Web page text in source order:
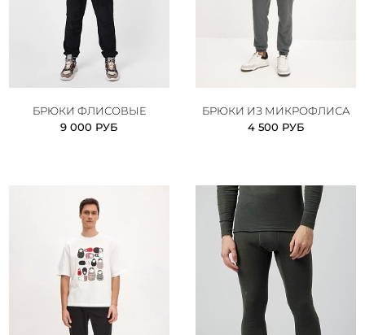
БРЮКИ ФЛИСОВЫЕ
9 000 РУБ
БРЮКИ ИЗ МИКРОФЛИСА
4 500 РУБ